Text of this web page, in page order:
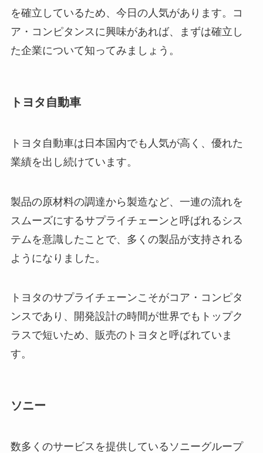
を確立しているため、今日の人気があります。コ
ア・コンピタンスに興味があれば、まずは確立し
た企業について知ってみましょう。
トヨタ自動車
トヨタ自動車は日本国内でも人気が高く、優れた
業績を出し続けています。
製品の原材料の調達から製造など、一連の流れを
スムーズにするサプライチェーンと呼ばれるシス
テムを意識したことで、多くの製品が支持される
ようになりました。
トヨタのサプライチェーンこそがコア・コンピタ
ンスであり、開発設計の時間が世界でもトップク
ラスで短いため、販売のトヨタと呼ばれていま
す。
ソニー
数多くのサービスを提供しているソニーグループ